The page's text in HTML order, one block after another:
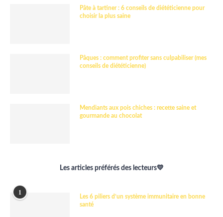
Pâte à tartiner : 6 conseils de diététicienne pour
choisir la plus saine
Pâques : comment profiter sans culpabiliser (mes
conseils de diététicienne)
Mendiants aux pois chiches : recette saine et
gourmande au chocolat
Les articles préférés des lecteurs💛
1
Les 6 piliers d’un système immunitaire en bonne
santé